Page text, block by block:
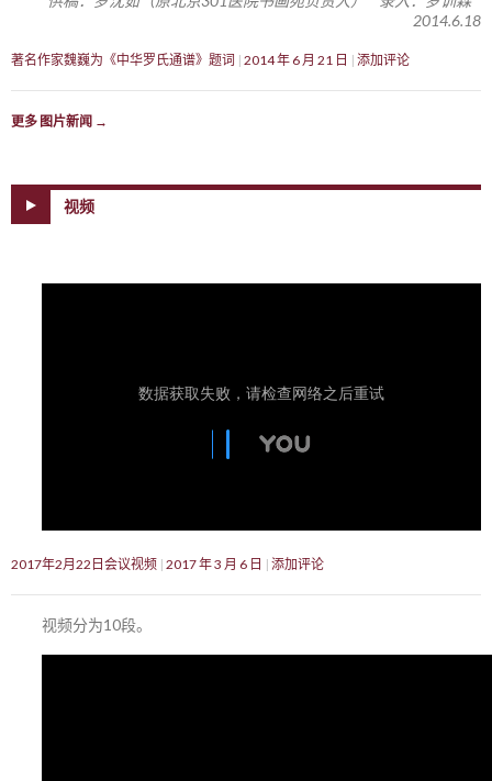
2014.6.18
著名作家魏巍为《中华罗氏通谱》题词 2014 年 6 月 21 日 添加评论
更多 图片新闻 →
视频
2017年2月22日会议视频 2017 年 3 月 6 日 添加评论
视频分为10段。